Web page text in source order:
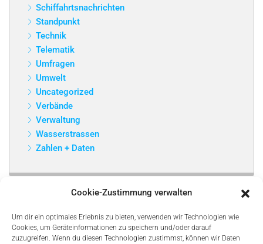
Cookie-Zustimmung verwalten
Um dir ein optimales Erlebnis zu bieten, verwenden wir Technologien wie
Cookies, um Geräteinformationen zu speichern und/oder darauf
zuzugreifen. Wenn du diesen Technologien zustimmst, können wir Daten
Schiffahrtsnachrichten
Standpunkt
Technik
Telematik
Umfragen
Umwelt
Uncategorized
Verbände
Verwaltung
Wasserstrassen
Zahlen + Daten